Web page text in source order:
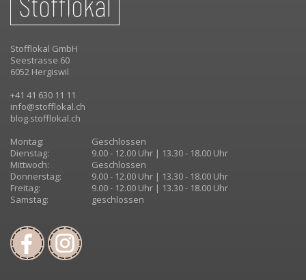
Stofflokal GmbH
Seestrasse 60
6052 Hergiswil
+41 41 630 11 11
info@stofflokal.ch
blog.stofflokal.ch
Montag:
Geschlossen
Dienstag:
9.00 - 12.00 Uhr | 13.30 - 18.00 Uhr
Mittwoch:
Geschlossen
Donnerstag:
9.00 - 12.00 Uhr | 13.30 - 18.00 Uhr
Freitag:
9.00 - 12.00 Uhr | 13.30 - 18.00 Uhr
Samstag:
geschlossen